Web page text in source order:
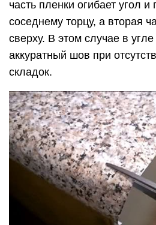
часть пленки огибает угол
соседнему торцу, а вторая
сверху. В этом случае в угле
аккуратный шов при
складок.